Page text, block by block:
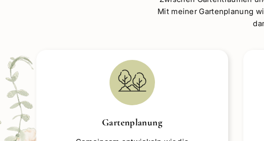
Wie deine Ideen und
Zwischen Gartenträumen